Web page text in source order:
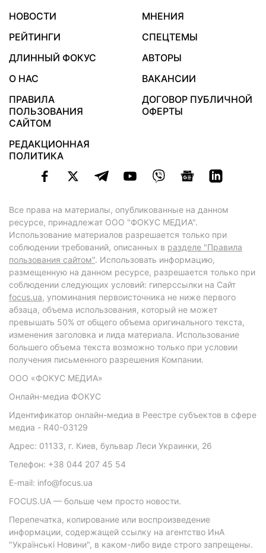
НОВОСТИ
МНЕНИЯ
РЕЙТИНГИ
СПЕЦТЕМЫ
ДЛИННЫЙ ФОКУС
АВТОРЫ
О НАС
ВАКАНСИИ
ПРАВИЛА
ПОЛЬЗОВАНИЯ
САЙТОМ
ДОГОВОР ПУБЛИЧНОЙ
ОФЕРТЫ
РЕДАКЦИОННАЯ
ПОЛИТИКА
Все права на материалы, опубликованные на данном
ресурсе, принадлежат ООО "ФОКУС МЕДИА".
Использование материалов разрешается только при
соблюдении требований, описанных в разделе "Правила
пользования сайтом". Использовать информацию,
размещенную на данном ресурсе, разрешается только при
соблюдении следующих условий: гиперссылки на Сайт
focus.ua, упоминания первоисточника не ниже первого
абзаца, объема использования, который не может
превышать 50% от общего объема оригинального текста,
изменения заголовка и лида материала. Использование
большего объема текста возможно только при условии
получения письменного разрешения Компании.
ООО «ФОКУС МЕДИА»
Онлайн-медиа ФОКУС
Идентификатор онлайн-медиа в Реестре субъектов в сфере
медиа - R40-03129
Адрес: 01133, г. Киев, бульвар Леси Украинки, 26
Телефон: +38 044 207 45 54
E-mail: info@focus.ua
FOCUS.UA — больше чем просто новости.
Перепечатка, копирование или воспроизведение
информации, содержащей ссылку на агентство ИнА
"Українські Новини", в каком-либо виде строго запрещены.